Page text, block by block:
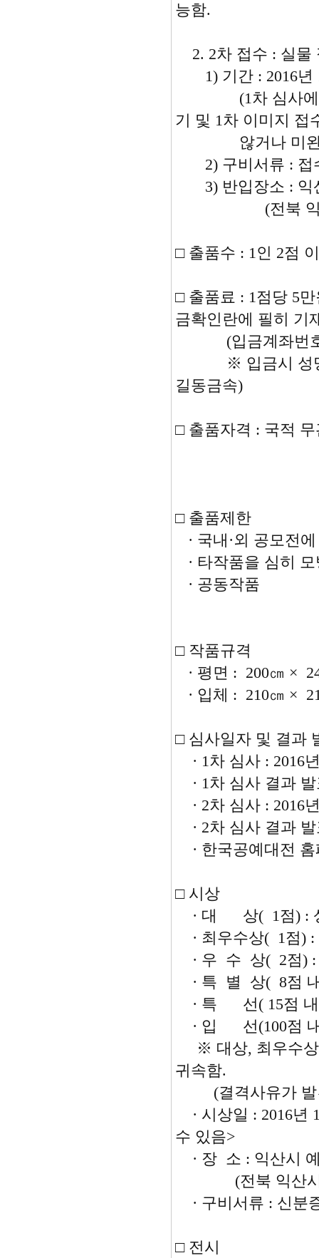
능함.
2. 2차 접수 : 실물
1) 기간 : 2016년
(1차 심사에서
기 및 1차 이미지 접
않거나 미완성
2) 구비서류 : 접
3) 반입장소 : 익
(전북 익산시
□ 출품수 : 1인 2점
□ 출품료 : 1점당 5
금확인란에 필히 기
(입금계좌번호
※ 입금시 성명과
길동금속)
□ 출품자격 : 국적
□ 출품제한
· 국내·외 공모전
· 타작품을 심히
· 공동작품
□ 작품규격
· 평면 : 200㎝ ×
· 입체 : 210㎝ ×
□ 심사일자 및 결과
· 1차 심사 : 2016
· 1차 심사 결과 발
· 2차 심사 : 2016
· 2차 심사 결과 발
· 한국공예대전
□ 시상
· 대 상( 1점) :
· 최우수상( 1
· 우 수 상( 2
· 특 별 상( 8점
· 특 선( 15점
· 입 선(100점
※ 대상, 최우수상,
귀속함.
(결격사유가 발
· 시상일 : 2016년
수 있음>
· 장 소 : 익산시
(전북 익산시 동
· 구비서류 : 신분
□ 전시